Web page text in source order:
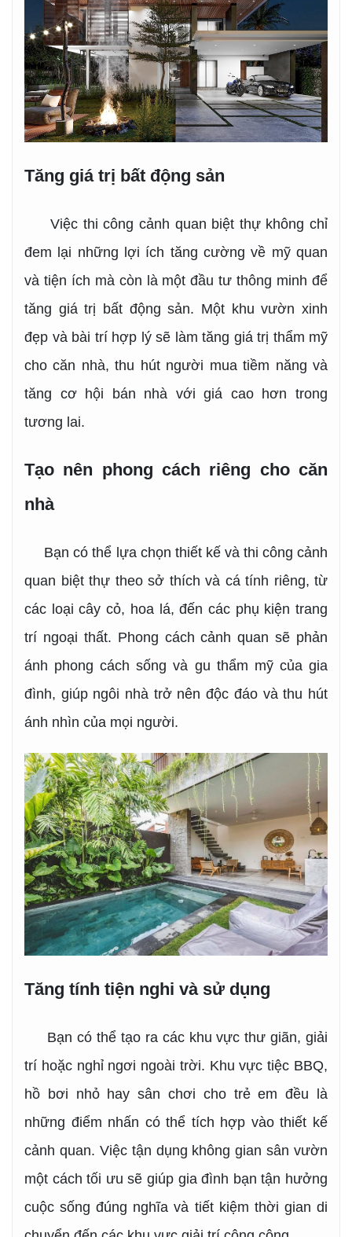
Tăng giá trị bất động sản
Việc thi công cảnh quan biệt thự không chỉ
đem lại những lợi ích tăng cường về mỹ quan
và tiện ích mà còn là một đầu tư thông minh để
tăng giá trị bất động sản. Một khu vườn xinh
đẹp và bài trí hợp lý sẽ làm tăng giá trị thẩm mỹ
cho căn nhà, thu hút người mua tiềm năng và
tăng cơ hội bán nhà với giá cao hơn trong
tương lai.
Tạo nên phong cách riêng cho căn
nhà
Bạn có thể lựa chọn thiết kế và thi công cảnh
quan biệt thự theo sở thích và cá tính riêng, từ
các loại cây cỏ, hoa lá, đến các phụ kiện trang
trí ngoại thất. Phong cách cảnh quan sẽ phản
ánh phong cách sống và gu thẩm mỹ của gia
đình, giúp ngôi nhà trở nên độc đáo và thu hút
ánh nhìn của mọi người.
Tăng tính tiện nghi và sử dụng
Bạn có thể tạo ra các khu vực thư giãn, giải
trí hoặc nghỉ ngơi ngoài trời. Khu vực tiệc BBQ,
hồ bơi nhỏ hay sân chơi cho trẻ em đều là
những điểm nhấn có thể tích hợp vào thiết kế
cảnh quan. Việc tận dụng không gian sân vườn
một cách tối ưu sẽ giúp gia đình bạn tận hưởng
cuộc sống đúng nghĩa và tiết kiệm thời gian di